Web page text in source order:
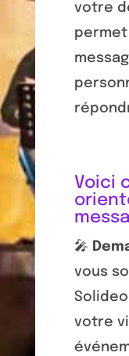
votre
Voici
🎤
vous
votre